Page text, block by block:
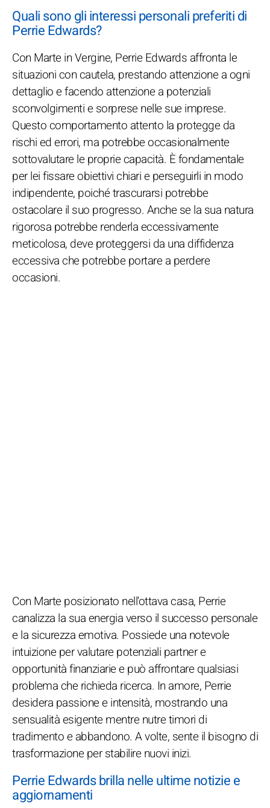
Quali sono gli interessi personali preferiti di
Perrie Edwards?
Con Marte in Vergine, Perrie Edwards affronta le
situazioni con cautela, prestando attenzione a ogni
dettaglio e facendo attenzione a potenziali
sconvolgimenti e sorprese nelle sue imprese.
Questo comportamento attento la protegge da
rischi ed errori, ma potrebbe occasionalmente
sottovalutare le proprie capacità. È fondamentale
per lei fissare obiettivi chiari e perseguirli in modo
indipendente, poiché trascurarsi potrebbe
ostacolare il suo progresso. Anche se la sua natura
rigorosa potrebbe renderla eccessivamente
meticolosa, deve proteggersi da una diffidenza
eccessiva che potrebbe portare a perdere
occasioni.
Con Marte posizionato nell'ottava casa, Perrie
canalizza la sua energia verso il successo personale
e la sicurezza emotiva. Possiede una notevole
intuizione per valutare potenziali partner e
opportunità finanziarie e può affrontare qualsiasi
problema che richieda ricerca. In amore, Perrie
desidera passione e intensità, mostrando una
sensualità esigente mentre nutre timori di
tradimento e abbandono. A volte, sente il bisogno di
trasformazione per stabilire nuovi inizi.
Perrie Edwards brilla nelle ultime notizie e
aggiornamenti